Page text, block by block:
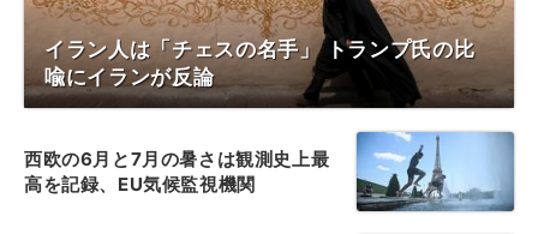
イラン人は「チェスの名手」 トランプ氏の比
喩にイランが反論
西欧の6月と7月の暑さは観測史上最
高を記録、EU気候監視機関